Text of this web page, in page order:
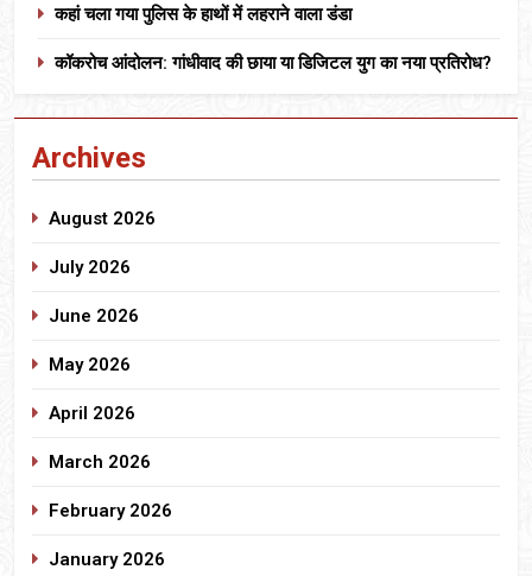
कहां चला गया पुलिस के हाथों में लहराने वाला डंडा
कॉकरोच आंदोलन: गांधीवाद की छाया या डिजिटल युग का नया प्रतिरोध?
Archives
August 2026
July 2026
June 2026
May 2026
April 2026
March 2026
February 2026
January 2026